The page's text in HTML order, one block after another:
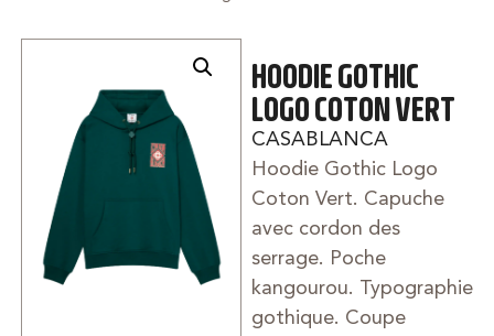
HOODIE GOTHIC
LOGO COTON VERT
CASABLANCA
Hoodie Gothic Logo
Coton Vert. Capuche
avec cordon des
serrage. Poche
kangourou. Typographie
gothique. Coupe